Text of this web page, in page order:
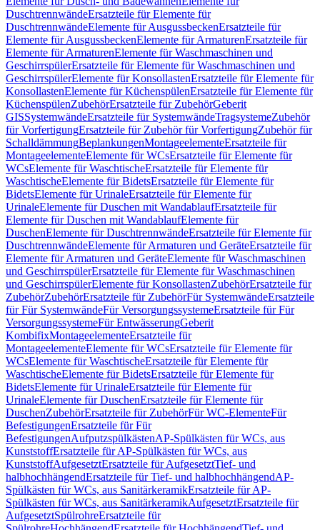
DuschtrennwändeErsatzteile für Elemente für
DuschtrennwändeElemente für AusgussbeckenErsatzteile für
Elemente für AusgussbeckenElemente für ArmaturenErsatzteile für
Elemente für ArmaturenElemente für Waschmaschinen und
GeschirrspülerErsatzteile für Elemente für Waschmaschinen und
GeschirrspülerElemente für KonsollastenErsatzteile für Elemente für
KonsollastenElemente für KüchenspülenErsatzteile für Elemente für
KüchenspülenZubehörErsatzteile für ZubehörGeberit
GISSystemwändeErsatzteile für SystemwändeTragsystemeZubehör
für VorfertigungErsatzteile für Zubehör für VorfertigungZubehör für
SchalldämmungBeplankungenMontageelementeErsatzteile für
MontageelementeElemente für WCsErsatzteile für Elemente für
WCsElemente für WaschtischeErsatzteile für Elemente für
WaschtischeElemente für BidetsErsatzteile für Elemente für
BidetsElemente für UrinaleErsatzteile für Elemente für
UrinaleElemente für Duschen mit WandablaufErsatzteile für
Elemente für Duschen mit WandablaufElemente für
DuschenElemente für DuschtrennwändeErsatzteile für Elemente für
DuschtrennwändeElemente für Armaturen und GeräteErsatzteile für
Elemente für Armaturen und GeräteElemente für Waschmaschinen
und GeschirrspülerErsatzteile für Elemente für Waschmaschinen
und GeschirrspülerElemente für KonsollastenZubehörErsatzteile für
ZubehörZubehörErsatzteile für ZubehörFür SystemwändeErsatzteile
für Für SystemwändeFür VersorgungssystemeErsatzteile für Für
VersorgungssystemeFür EntwässerungGeberit
KombifixMontageelementeErsatzteile für
MontageelementeElemente für WCsErsatzteile für Elemente für
WCsElemente für WaschtischeErsatzteile für Elemente für
WaschtischeElemente für BidetsErsatzteile für Elemente für
BidetsElemente für UrinaleErsatzteile für Elemente für
UrinaleElemente für DuschenErsatzteile für Elemente für
DuschenZubehörErsatzteile für ZubehörFür WC-ElementeFür
BefestigungenErsatzteile für Für
BefestigungenAufputzspülkästenAP-Spülkästen für WCs, aus
KunststoffErsatzteile für AP-Spülkästen für WCs, aus
KunststoffAufgesetztErsatzteile für AufgesetztTief- und
halbhochhängendErsatzteile für Tief- und halbhochhängendAP-
Spülkästen für WCs, aus SanitärkeramikErsatzteile für AP-
Spülkästen für WCs, aus SanitärkeramikAufgesetztErsatzteile für
AufgesetztSpülrohreErsatzteile für